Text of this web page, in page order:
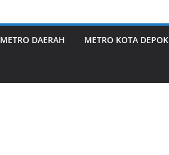
METRO DAERAH METRO KOTA DEPOK